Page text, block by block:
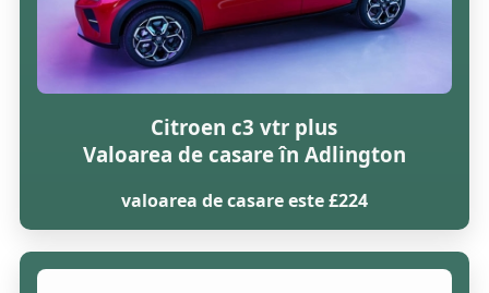
Citroen c3 vtr plus
Valoarea de casare în Adlington
valoarea de casare este £224